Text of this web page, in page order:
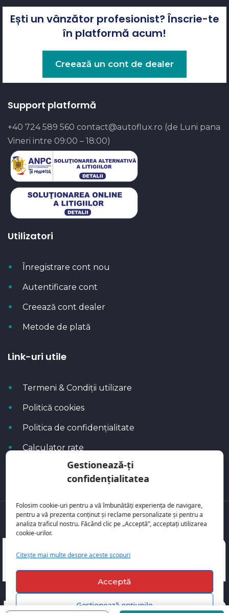
Gestionează-ți
confidențialitatea
Folosim cookie-uri pentru a vă îmbunătăți experiența de navigare,
pentru a vă prezenta conținut și reclame personalizate și pentru a
analiza traficul nostru. Făcând clic pe „Acceptă”, acceptați utilizarea
cookie-urilor.
Citește mai multe despre aceste scopuri
Acceptă
Gestionează opțiunile
Ești un vânzător profesionist? Înscrie-te
în platformă acum!
Creează un cont de dealer
Support platformă
+40 724 589 560 contact@autoflux.ro (de Luni pana
Vineri intre 09:00 – 18:00)
Utilizatori
Înregistrare cont nou
Autentificare cont
Creează cont dealer
Metode de plată
Link-uri utile
Termeni & Condiții utilizare
Politică cookies
Politica de confidențialitate
Calculator rate
Blog Autoflux
Toate mașinile se regăsesc peAutoFlux